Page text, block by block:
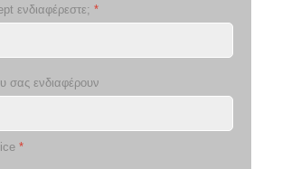
ενδιαφέρεστε; *
σας ενδιαφέρουν
*